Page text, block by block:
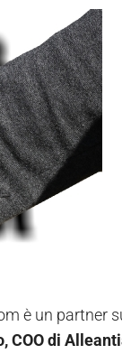
è un partner
COO di